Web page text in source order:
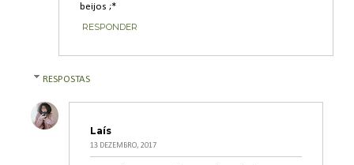
beijos ;*
RESPONDER
RESPOSTAS
Laís
13 DEZEMBRO, 2017